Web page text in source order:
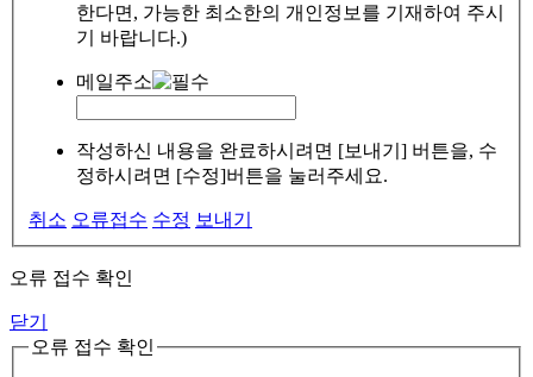
한다면, 가능한 최소한의 개인정보를 기재하여 주시
기 바랍니다.)
메일주소
작성하신 내용을 완료하시려면 [보내기] 버튼을, 수
정하시려면 [수정]버튼을 눌러주세요.
취소 오류접수 수정 보내기
오류 접수 확인
닫기
오류 접수 확인